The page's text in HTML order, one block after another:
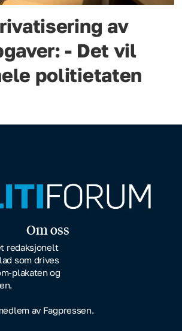
av
- Det vil
politietaten
Om oss
redaksjonelt
som drives
plakaten og
av Fagpressen.